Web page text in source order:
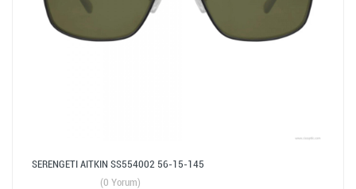
SERENGETI AITKIN SS554002 56-15-145
(0 Yorum)